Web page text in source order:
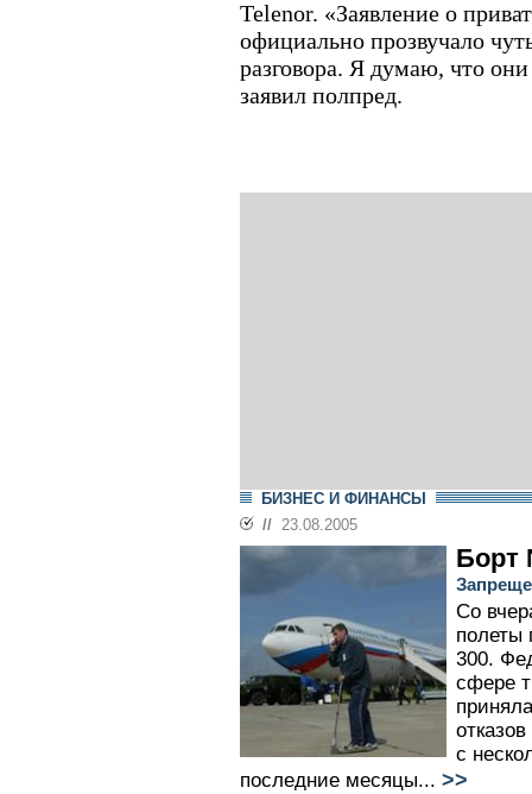
Telenor. «Заявление о
официально прозвучало
разговора. Я думаю, что
заявил полпред.
БИЗНЕС И ФИНАНСЫ
// 23.08.2005
Борт
Со
полеты
300.
сфере
с
последние месяцы... >>